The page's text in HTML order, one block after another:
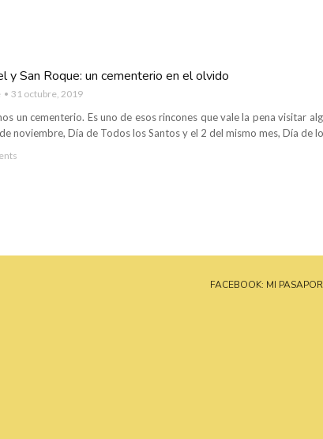
y San Roque: un cementerio en el olvido
31 octubre, 2019
un cementerio. Es uno de esos rincones que vale la pena visitar
noviembre, Día de Todos los Santos y el 2 del mismo mes, Día de
FACEBOOK: MI